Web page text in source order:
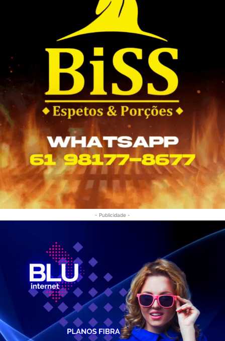
- Publicidade -